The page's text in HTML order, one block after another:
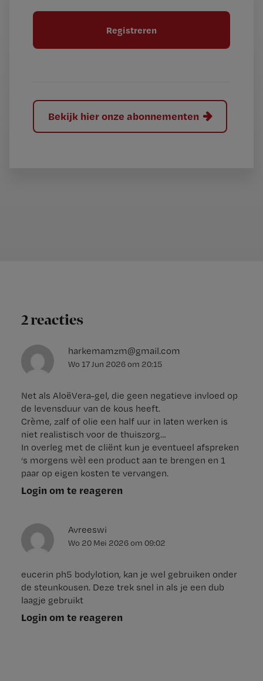
t
l
Bekijk hier onze abonnementen
2 reacties
harkemamzm@gmail.com
Wo 17 Jun 2026om 20:15
Net als AloëVera-gel, die geen negatieve invloed op
de levensduur van de kous heeft.
Crème, zalf of olie een half uur in laten werken is
niet realistisch voor de thuiszorg…
In overleg met de cliënt kun je eventueel afspreken
‘s morgens wèl een product aan te brengen en 1
paar op eigen kosten te vervangen.
Login om te reageren
Avreeswi
Wo 20 Mei 2026om 09:02
eucerin ph5 bodylotion, kan je wel gebruiken onder
de steunkousen. Deze trek snel in als je een dub
laagje gebruikt
Login om te reageren